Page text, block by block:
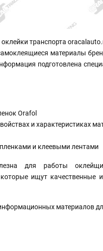
транспорта
материалы
подготовлена
Orafol
и характеристиках
и клеевыми лентами
для работы
ищут
материалов